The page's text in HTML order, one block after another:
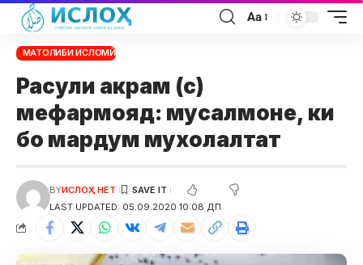
Aa
МАТОЛИБИ ИСЛОМӢ
Расули акрам (с)
мефармояд: мусалмоне, ки
бо мардум мухолалтат
LAST UPDATED: 05.09.2020 10:08 ДП
BYИСЛОҲ НЕТ